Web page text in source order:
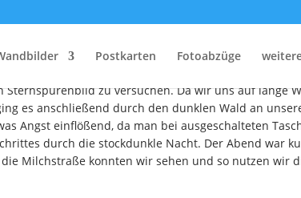
Postkarten Fotoabzüge
unterwegs in
zu versuchen. Da wir uns auf
es anschließend durch den dunklen Wald an
Angst einflößend, da man bei ausgeschalteten
durch die stockdunkle Nacht. Der Abend war
Milchstraße konnten wir sehen und so nutzen